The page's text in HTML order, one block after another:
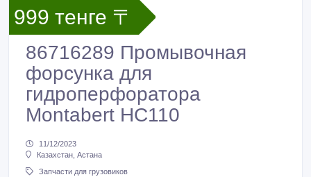
999 тенге 〒
86716289 Промывочная
форсунка для
гидроперфоратора
Montabert HC110
11/12/2023
Казахстан, Астана
Запчасти для грузовиков